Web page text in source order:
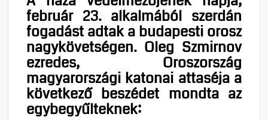
február 23. alkalmából szerdán
fogadást adtak a budapesti orosz
nagykövetségen. Oleg Szmirnov
ezredes, Oroszország
magyarországi katonai attaséja a
következő beszédet mondta az
egybegyűlteknek: